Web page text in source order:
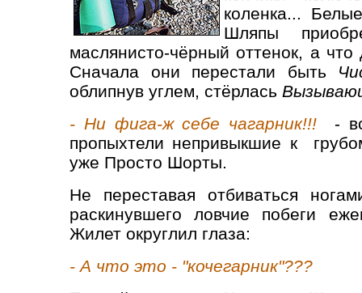
коленка...
Шляпы
маслянисто-чёрный оттенок, а
Сначала они перестали быть
облипнув углем, стёрлась
- Ни фига-ж себе чагарник!!! -
пропыхтели непривыкшие к
уже Просто Шорты.
Не переставая отбиваться
раскинувшего ловчие побеги
Жилет округлил глаза:
- А что это - "кочегарник"???